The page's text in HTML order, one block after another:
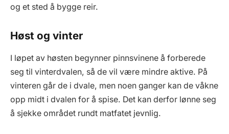
og et sted å bygge reir.
Høst og vinter
I løpet av høsten begynner pinnsvinene å forberede
seg til vinterdvalen, så de vil være mindre aktive. På
vinteren går de i dvale, men noen ganger kan de våkne
opp midt i dvalen for å spise. Det kan derfor lønne seg
å sjekke området rundt matfatet jevnlig.